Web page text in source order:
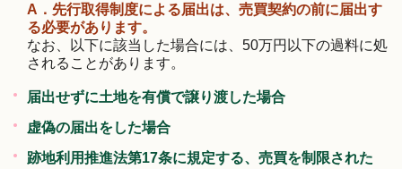
A．先行取得制度による届出は、売買契約の前に届出す
る必要があります。
なお、以下に該当した場合には、50万円以下の過料に処
されることがあります。
届出せずに土地を有償で譲り渡した場合
虚偽の届出をした場合
跡地利用推進法第17条に規定する、売買を制限された